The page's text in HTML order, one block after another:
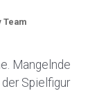
Team
Mangelnde
Spielfigur